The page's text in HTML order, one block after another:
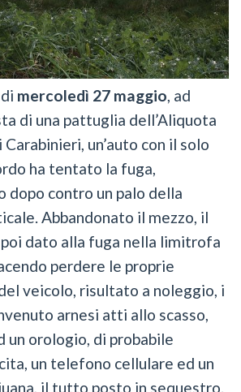
mercoledì 27 maggio, ad
di una pattuglia dell’Aliquota
un’auto con il solo
ha tentato la fuga,
dopo contro un palo della
Abbandonato il mezzo, il
dato alla fuga nella limitrofa
perdere le proprie
veicolo, risultato a noleggio, i
arnesi atti allo scasso,
un orologio, di probabile
un telefono cellulare ed un
il tutto posto in sequestro.